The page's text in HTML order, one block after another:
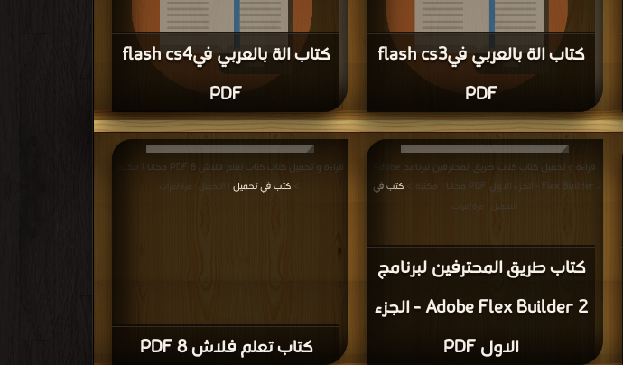
كتاب الة بالعربي فيflash cs4
PDF
قراءة و تحميل كتاب كتاب الة بالعربي فيflash cs4 PDF مجانا
| مكتبة >كتب في| التحميل : مرة/مرات
كتاب الة بالعربي فيflash cs3
PDF
قراءة و تحميل كتاب كتاب الة بالعربي فيflash cs3 PDF مجانا
| مكتبة >كتب في تحميل| التحميل : مرة/مرات
كتاب تعلم فلاش 8 PDF
قراءة و تحميل كتاب كتاب تعلم فلاش 8 PDF مجانا | مكتبة
> كتب في تحميل | التحميل : مرة/مرات
كتاب طريق المحترفين لبرنامج
Adobe Flex Builder 2 - الجزء
الاول PDF
قراءة و تحميل كتاب كتاب طريق المحترفين لبرنامج Adobe
Flex Builder 2 - الجزء الاول PDF مجانا | مكتبة >
كتب في
التحميل : مرة/مرات